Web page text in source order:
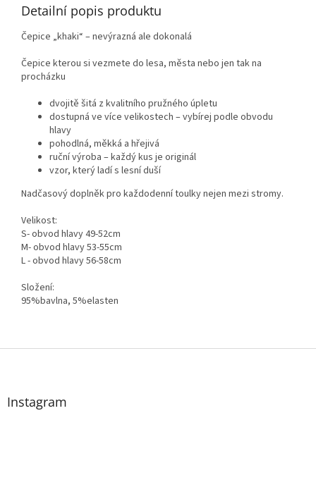
Detailní popis produktu
Čepice „khaki“ – nevýrazná ale dokonalá
Čepice kterou si vezmete do lesa, města nebo jen tak na
procházku
dvojitě šitá z kvalitního pružného úpletu
dostupná ve více velikostech – vybírej podle obvodu
hlavy
pohodlná, měkká a hřejivá
ruční výroba – každý kus je originál
vzor, který ladí s lesní duší
Nadčasový doplněk pro každodenní toulky nejen mezi stromy.
Velikost:
S- obvod hlavy 49-52cm
M- obvod hlavy 53-55cm
L - obvod hlavy 56-58cm
Složení:
95%bavlna, 5%elasten
Z
Instagram